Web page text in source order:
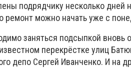
подрядчику несколько дней
ремонт можно начать уже с
заняться подсыпкой
перекрёстке улиц
депо Сергей Иванченко. И на